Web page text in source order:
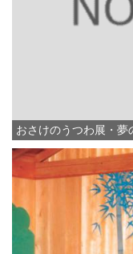
おさけのうつわ展・